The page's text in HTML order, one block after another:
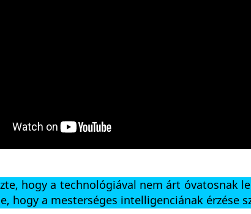
hogy a technológiával nem árt óvatosnak
hogy a mesterséges intelligenciának érzése